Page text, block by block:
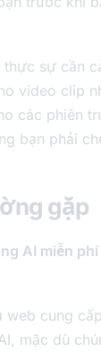
sự cần
video clip
các phiên
bạn phải
gặp
AI miễn
web cung
mặc dù